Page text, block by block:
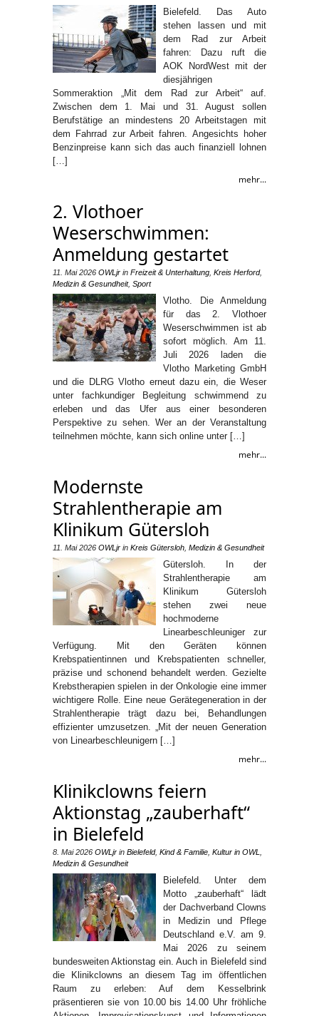
Bielefeld. Das Auto
stehen lassen und mit
dem Rad zur Arbeit
fahren: Dazu ruft die
AOK NordWest mit der
diesjährigen
Sommeraktion „Mit dem Rad zur Arbeit“ auf.
Zwischen dem 1. Mai und 31. August sollen
Berufstätige an mindestens 20 Arbeitstagen mit
dem Fahrrad zur Arbeit fahren. Angesichts hoher
Benzinpreise kann sich das auch finanziell lohnen
[…]
mehr...
2. Vlothoer
Weserschwimmen:
Anmeldung gestartet
11. Mai 2026 OWLjr in Freizeit & Unterhaltung Kreis Herford,
Medizin & Gesundheit, Sport
Vlotho. Die Anmeldung
für das 2. Vlothoer
Weserschwimmen ist ab
sofort möglich. Am 11.
Juli 2026 laden die
Vlotho Marketing GmbH
und die DLRG Vlotho erneut dazu ein, die Weser
unter fachkundiger Begleitung schwimmend zu
erleben und das Ufer aus einer besonderen
Perspektive zu sehen. Wer an der Veranstaltung
teilnehmen möchte, kann sich online unter […]
mehr...
Modernste
Strahlentherapie am
Klinikum Gütersloh
11. Mai 2026 OWLjr in Kreis Gütersloh Medizin & Gesundheit
Gütersloh. In der
Strahlentherapie am
Klinikum Gütersloh
stehen zwei neue
hochmoderne
Linearbeschleuniger zur
Verfügung. Mit den Geräten können
Krebspatientinnen und Krebspatienten schneller,
präzise und schonend behandelt werden. Gezielte
Krebstherapien spielen in der Onkologie eine immer
wichtigere Rolle. Eine neue Gerätegeneration in der
Strahlentherapie trägt dazu bei, Behandlungen
effizienter umzusetzen. „Mit der neuen Generation
von Linearbeschleunigern […]
mehr...
Klinikclowns feiern
Aktionstag „zauberhaft“
in Bielefeld
8. Mai 2026 OWLjr in Bielefeld, Kind & Familie Kultur in OWL
Medizin & Gesundheit
Bielefeld. Unter dem
Motto „zauberhaft“ lädt
der Dachverband Clowns
in Medizin und Pflege
Deutschland e.V. am 9.
Mai 2026 zu seinem
bundesweiten Aktionstag ein. Auch in Bielefeld sind
die Klinikclowns an diesem Tag im öffentlichen
Raum zu erleben: Auf dem Kesselbrink
präsentieren sie von 10.00 bis 14.00 Uhr fröhliche